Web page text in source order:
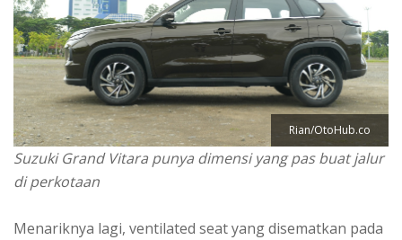
Rian/OtoHub.co
Suzuki Grand Vitara punya dimensi yang pas buat jalur
di perkotaan
Menariknya lagi, ventilated seat yang disematkan pada